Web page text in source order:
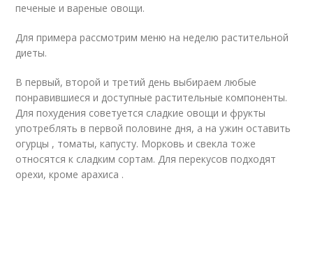
печеные и вареные овощи.
Для примера рассмотрим меню на неделю растительной
диеты.
В первый, второй и третий день выбираем любые
понравившиеся и доступные растительные компоненты.
Для похудения советуется сладкие овощи и фрукты
употреблять в первой половине дня, а на ужин оставить
огурцы , томаты, капусту. Морковь и свекла тоже
относятся к сладким сортам. Для перекусов подходят
орехи, кроме арахиса .